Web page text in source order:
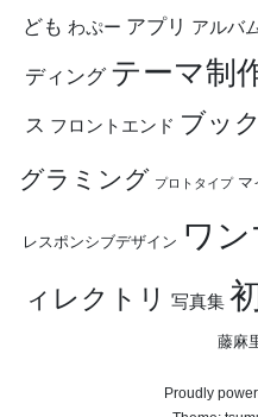
ども わぷー アプリ アルバ
ディング テーマ制
ス フロントエンド ブッ
グラミング プロトタイプ マ
レスポンシブデザイン ワ
ィレクトリ
写真集
藤麻
Proudly